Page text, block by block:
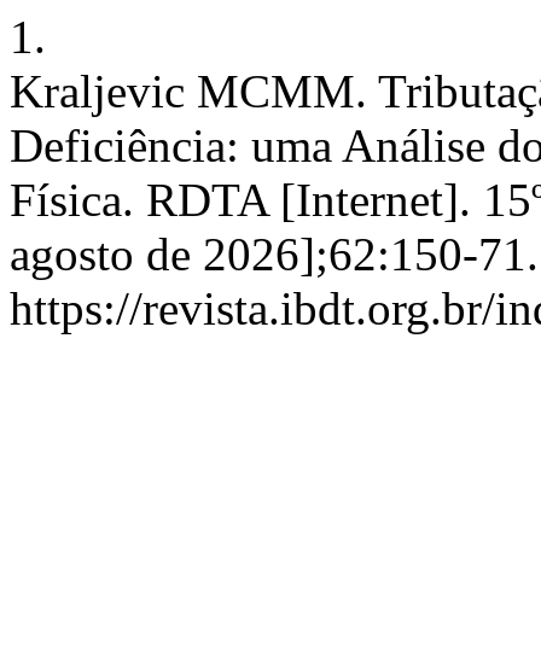
1.
Kraljevic MCMM.
Deficiência: uma Análise
Física. RDTA [Internet].
agosto de 2026];62:150-
https://revista.ibdt.org.br/